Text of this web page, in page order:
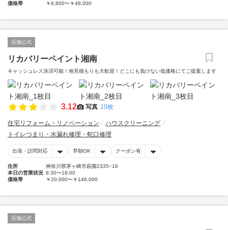
価格帯
￥8,800〜￥48,000
店舗公式
リカバリーペイント湘南
キャッシュレス決済可能！相見積もりも大歓迎！どこにも負けない低価格にてご提案します
3.12 写真 10枚
住宅リフォーム・リノベーション
ハウスクリーニング
トイレつまり・水漏れ修理・蛇口修理
出張・訪問対応 早朝OK クーポン有
住所
神奈川県茅ヶ崎市萩園2335−16
本日の営業状況 8:30〜18:00
価格帯
￥20,000〜￥146,000
店舗公式